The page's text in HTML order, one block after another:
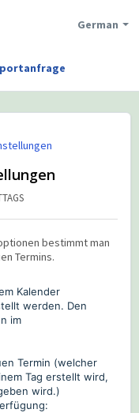
German
bestimmt man
Termins.
Kalender
werden. Den
im
Termin (welcher
Tag erstellt wird,
wird.)